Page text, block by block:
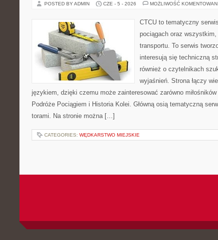
POSTED BY ADMIN CZE - 5 - 2026 MOŻLIWOŚĆ
CTCU to tematyczny
pociągach oraz
transportu. To serwis
interesują się techniczną
również o czytelnikach
wyjaśnień. Strona łączy
językiem, dzięki czemu może zainteresować zarówno
Podróże Pociągiem i Historia Kolei. Główną osią tematyczną
torami. Na stronie można […]
CATEGORIES: WĘDKARSTWO MIEJSKIE